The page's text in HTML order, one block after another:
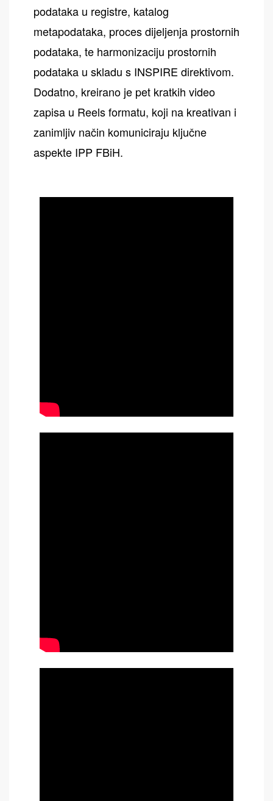
podataka u registre, katalog
metapodataka, proces dijeljenja prostornih
podataka, te harmonizaciju prostornih
podataka u skladu s INSPIRE direktivom.
Dodatno, kreirano je pet kratkih video
zapisa u Reels formatu, koji na kreativan i
zanimljiv način komuniciraju ključne
aspekte IPP FBiH.